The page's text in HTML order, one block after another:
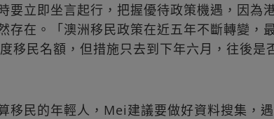
要立即坐言起行，把握優待政策機遇，因為
存在。「澳洲移民政策在近五年不斷轉變，
移民名額，但措施只去到下年六月，往後是
移民的年輕人，Mei建議要做好資料搜集，